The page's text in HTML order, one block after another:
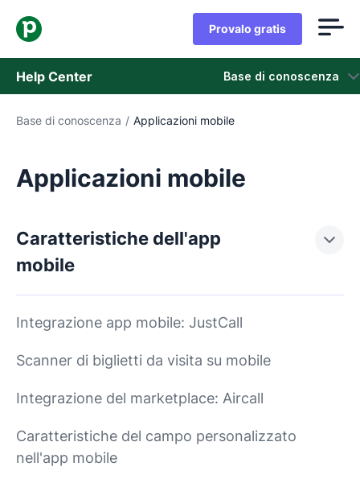
Provalo gratis
Help Center Base di conoscenza
Base di conoscenza
Base di conoscenza / Applicazioni mobile
Applicazioni mobile
Caratteristiche dell'app
mobile
Integrazione app mobile: JustCall
Scanner di biglietti da visita su mobile
Integrazione del marketplace: Aircall
Caratteristiche del campo personalizzato
nell'app mobile